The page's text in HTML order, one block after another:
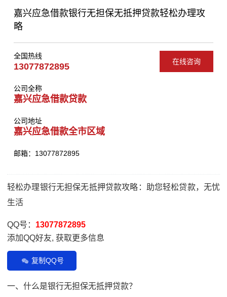
嘉兴应急借款银行无担保无抵押贷款轻松办理攻
略
在线咨询
全国热线
13077872895
公司全称
嘉兴应急借款贷款
公司地址
嘉兴应急借款全市区域
邮箱：13077872895
轻松办理银行无担保无抵押贷款攻略：助您轻松贷款，无忧
生活
QQ号： 13077872895
添加QQ好友, 获取更多信息
复制QQ号
一、什么是银行无担保无抵押贷款？